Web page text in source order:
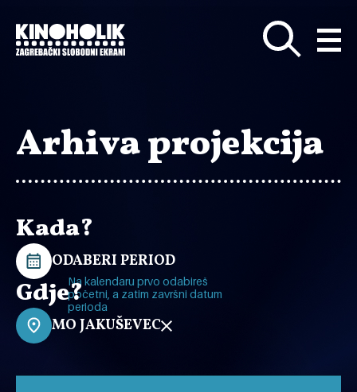
glavni
sadržaj
Arhiva projekcija
Kada?
ODABERI PERIOD
Na kalendaru prvo odabireš
početni, a zatim završni datum
perioda
Gdje?
MO JAKUŠEVEC